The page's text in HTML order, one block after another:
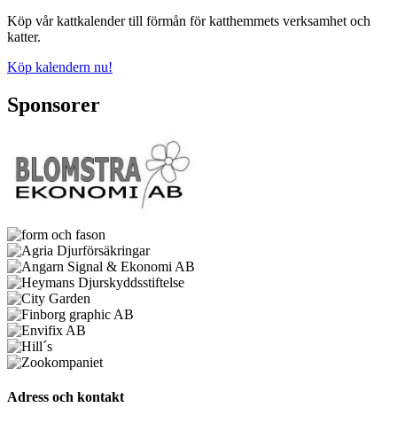
Köp vår kattkalender till förmån för katthemmets verksamhet och
katter.
Köp kalendern nu!
Sponsorer
Adress och kontakt